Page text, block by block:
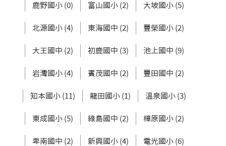
鹿野國小 (0) 富山國小 (2) 大坡國小 (5)
北源國小 (4) 東海國中 (2) 豐榮國小 (2)
大王國中 (2) 初鹿國中 (3) 池上國中 (9)
岩灣國小 (4) 賓茂國中 (2) 豐田國中 (2)
知本國小 (11) 龍田國小 (1) 溫泉國小 (3)
東成國小 (5) 綠島國中 (2) 樟原國小 (2)
卑南國中 (2) 新興國小 (4) 電光國小 (6)